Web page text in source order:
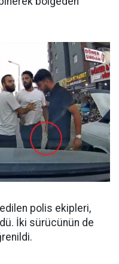
polis ekipleri,
İki sürücünün de